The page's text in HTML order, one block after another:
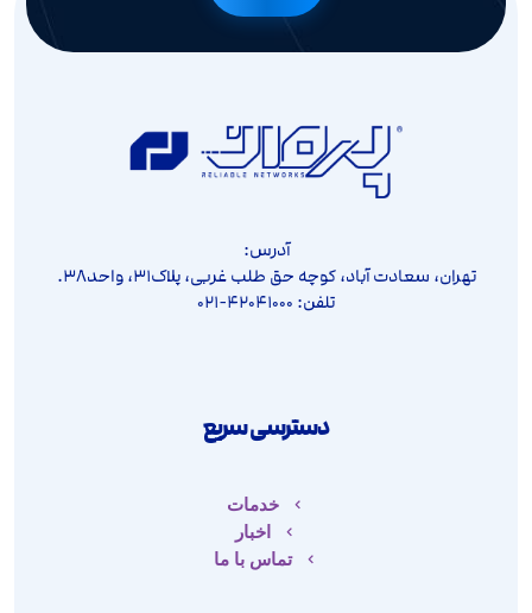
آدرس:
تهران، سعادت آباد، کوچه حق طلب غربی، پلاک۳۱، واحد۳۸.
تلفن: ۴۲۰۴۱۰۰۰-۰۲۱
دسترسی سریع
خدمات
اخبار
تماس با ما